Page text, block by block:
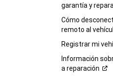
garantía y
Cómo
remoto al
Registrar mi
Información
areparación